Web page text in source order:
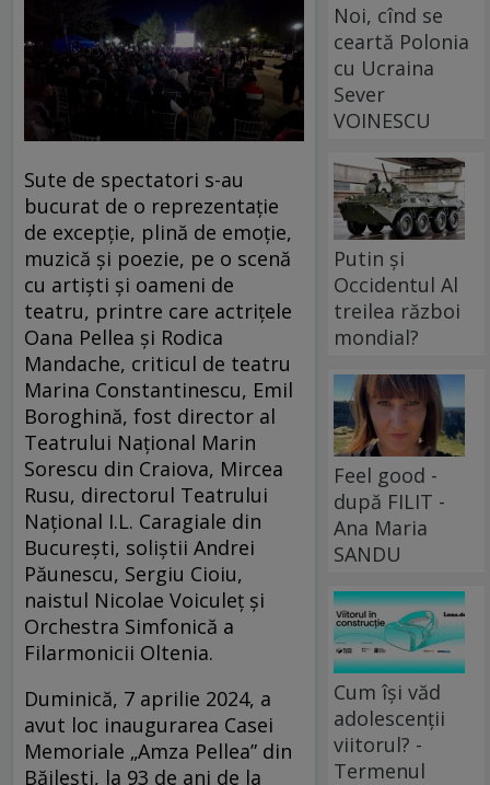
Sute de spectatori s-au
bucurat de o reprezentație
de excepție, plină de emoție,
muzică și poezie, pe o scenă
cu artiști și oameni de
teatru, printre care actrițele
Oana Pellea și Rodica
Mandache, criticul de teatru
Marina Constantinescu, Emil
Boroghină, fost director al
Teatrului Național Marin
Sorescu din Craiova, Mircea
Rusu, directorul Teatrului
Național I.L. Caragiale din
București, soliștii Andrei
Păunescu, Sergiu Cioiu,
naistul Nicolae Voiculeț și
Orchestra Simfonică a
Filarmonicii Oltenia.
Duminică, 7 aprilie 2024, a
avut loc inaugurarea Casei
Memoriale „Amza Pellea” din
Băilești, la 93 de ani de la
Noi, cînd se
ceartă Polonia
cu Ucraina
Sever
VOINESCU
Putin și
Occidentul Al
treilea război
mondial?
Feel good -
după FILIT -
Ana Maria
SANDU
Cum își văd
adolescenții
viitorul? -
Termenul